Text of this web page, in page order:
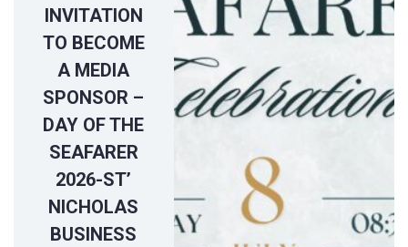
INVITATION
TO BECOME
A MEDIA
SPONSOR –
DAY OF THE
SEAFARER
2026-ST’
NICHOLAS
BUSINESS